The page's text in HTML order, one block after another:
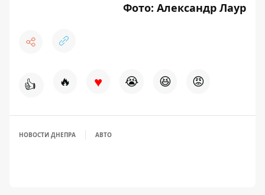
Фото: Александр Лаур
👍 🔥 ♥ 😭 😆 😡
НОВОСТИ ДНЕПРА АВТО